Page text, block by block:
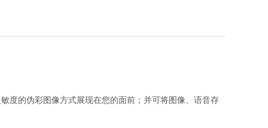
度的伪彩图像方式展现在您的面前；并可将图像、语音存